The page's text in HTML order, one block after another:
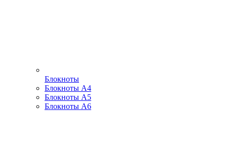
Блокноты
Блокноты А4
Блокноты А5
Блокноты А6